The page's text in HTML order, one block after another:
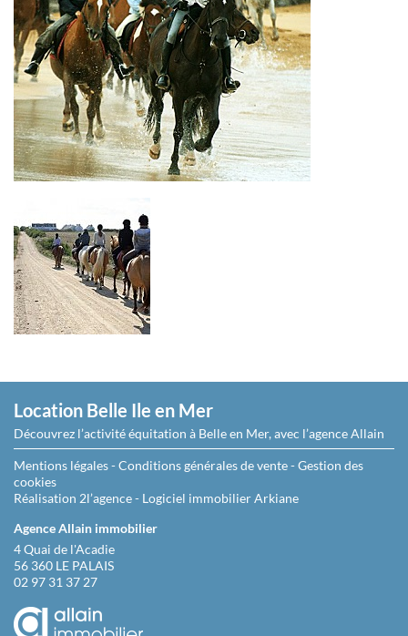
Location Belle Ile en Mer
Découvrez l’activité équitation à Belle en Mer, avec l’agence Allain
Mentions légales-Conditions générales de vente-Gestion des
cookies
Réalisation 2l’agence- Logiciel immobilier Arkiane
Agence Allain immobilier
4 Quai de l'Acadie
56 360 LE PALAIS
02 97 31 37 27